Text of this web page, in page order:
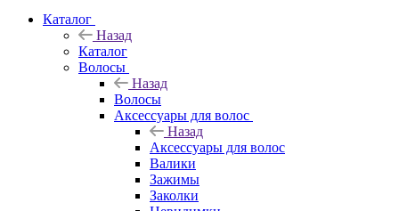
Каталог
Назад
Каталог
Волосы
Назад
Волосы
Аксессуары для волос
Назад
Аксессуары для волос
Валики
Зажимы
Заколки